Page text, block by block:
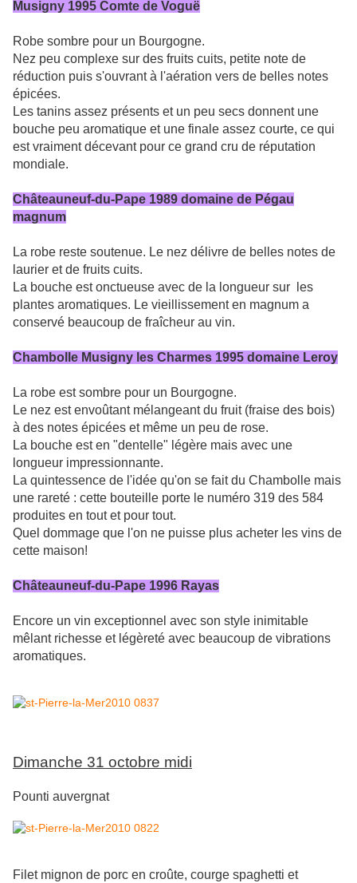
Musigny 1995 Comte de Voguë
Robe sombre pour un Bourgogne.
Nez peu complexe sur des fruits cuits, petite note de
réduction puis s'ouvrant à l'aération vers de belles notes
épicées.
Les tanins assez présents et un peu secs donnent une
bouche peu aromatique et une finale assez courte, ce qui
est vraiment décevant pour ce grand cru de réputation
mondiale.
Châteauneuf-du-Pape 1989 domaine de Pégau
magnum
La robe reste soutenue. Le nez délivre de belles notes de
laurier et de fruits cuits.
La bouche est onctueuse avec de la longueur sur les
plantes aromatiques. Le vieillissement en magnum a
conservé beaucoup de fraîcheur au vin.
Chambolle Musigny les Charmes 1995 domaine Leroy
La robe est sombre pour un Bourgogne.
Le nez est envoûtant mélangeant du fruit (fraise des bois)
à des notes épicées et même un peu de rose.
La bouche est en "dentelle" légère mais avec une
longueur impressionnante.
La quintessence de l'idée qu'on se fait du Chambolle mais
une rareté : cette bouteille porte le numéro 319 des 584
produites en tout et pour tout.
Quel dommage que l'on ne puisse plus acheter les vins de
cette maison!
Châteauneuf-du-Pape 1996 Rayas
Encore un vin exceptionnel avec son style inimitable
mêlant richesse et légèreté avec beaucoup de vibrations
aromatiques.
Dimanche 31 octobre midi
Pounti auvergnat
Filet mignon de porc en croûte, courge spaghetti et